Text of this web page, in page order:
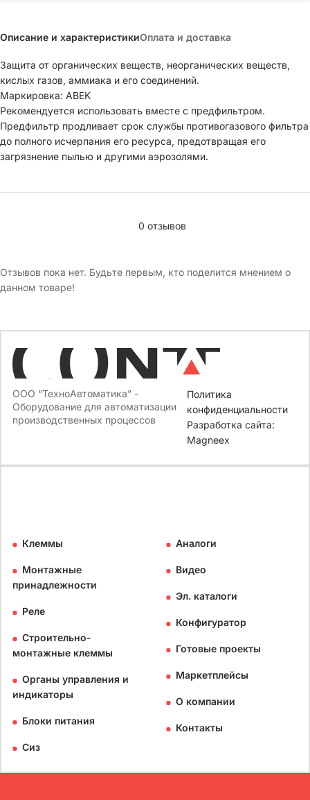
Описание и характеристикиОплата и доставка
Защита от органических веществ, неорганических веществ,
кислых газов, аммиака и его соединений.
Маркировка: ABEK
Рекомендуется использовать вместе с предфильтром.
Предфильтр продливает срок службы противогазового фильтра
до полного исчерпания его ресурса, предотвращая его
загрязнение пылью и другими аэрозолями.
0 отзывов
Отзывов пока нет. Будьте первым, кто поделится мнением о
данном товаре!
ООО “ТехноАвтоматика” -
Оборудование для автоматизации
производственных процессов
Политика
конфиденциальности
Разработка сайта:
Magneex
Клеммы
Монтажные
принадлежности
Реле
Строительно-
монтажные клеммы
Органы управления и
индикаторы
Блоки питания
Сиз
Аналоги
Видео
Эл. каталоги
Конфигуратор
Готовые проекты
Маркетплейсы
О компании
Контакты